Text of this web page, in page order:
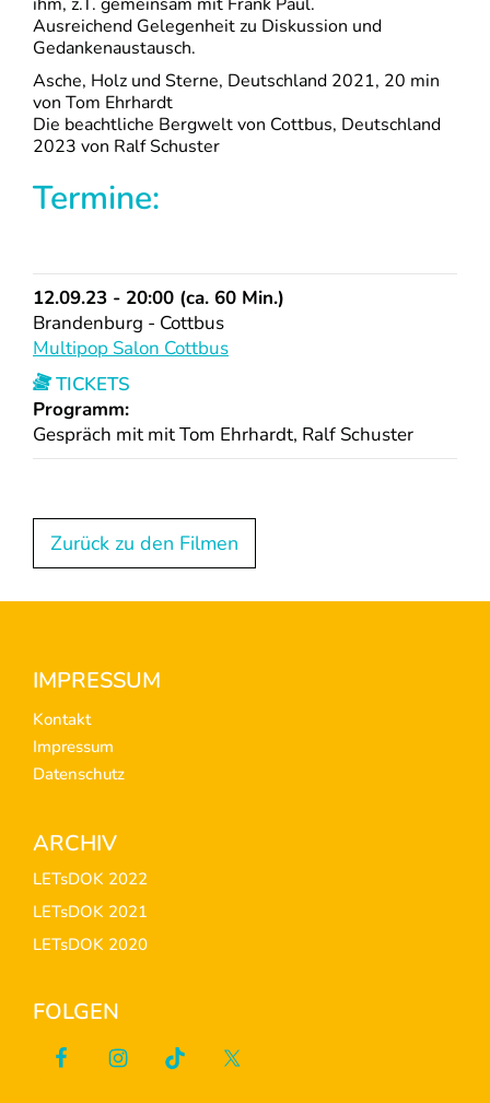
Ausreichend Gelegenheit zu Diskussion und
Gedankenaustausch.
Asche, Holz und Sterne, Deutschland 2021, 20 min
von Tom Ehrhardt
Die beachtliche Bergwelt von Cottbus, Deutschland
2023 von Ralf Schuster
Termine:
12.09.23 - 20:00 (ca. 60 Min.)
Brandenburg - Cottbus
Multipop Salon Cottbus
TICKETS
Programm:
Gespräch mit mit Tom Ehrhardt, Ralf Schuster
Zurück zu den Filmen
Footer
IMPRESSUM
Kontakt
Impressum
Datenschutz
ARCHIV
LETsDOK 2022
LETsDOK 2021
LETsDOK 2020
FOLGEN